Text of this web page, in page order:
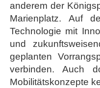
anderem der
Marienplatz. Auf
Technologie mit
und
geplanten
verbinden. Auch
Mobilitätskonzepte